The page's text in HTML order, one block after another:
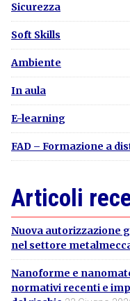
Sicurezza
Soft Skills
Ambiente
In aula
E-learning
FAD – Formazione a
Articoli
Nuova autorizzazione
nel settore
Nanoforme e
normativi recenti e